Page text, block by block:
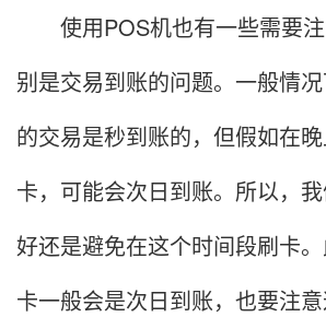
使用POS机也有一些需要注
别是交易到账的问题。一般情
的交易是秒到账的，但假如在
卡，可能会次日到账。所以，
好还是避免在这个时间段刷卡
卡一般会是次日到账，也要注意